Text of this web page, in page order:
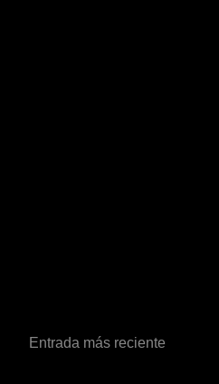
Entrada más reciente